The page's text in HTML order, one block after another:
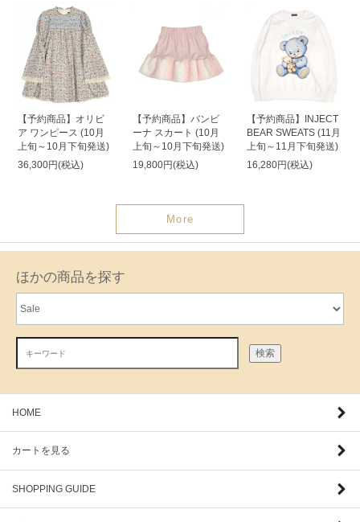
【予約商品】オリビ
ア ワンピース (10月
上旬～10月下旬発送)
36,300円(税込)
【予約商品】バンビ
ーナ スカート (10月
上旬～10月下旬発送)
19,800円(税込)
【予約商品】INJECT
BEAR SWEATS (11月
上旬～11月下旬発送)
16,280円(税込)
More
ほかの商品を探す
検索
HOME
カートを見る
SHOPPING GUIDE